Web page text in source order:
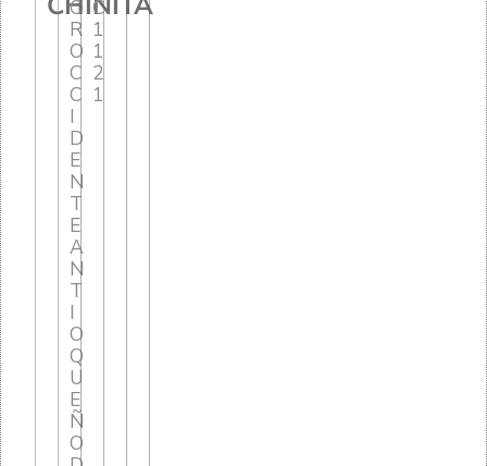
O
R
O
C
C
I
D
E
N
T
E
A
N
T
I
O
Q
U
E
Ñ
O
C
1
1
2
1